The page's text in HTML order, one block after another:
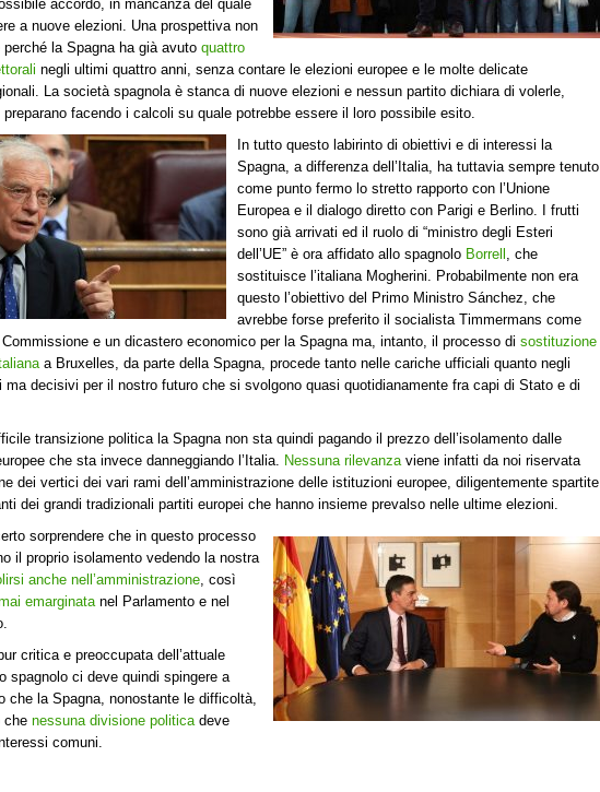
accordo, in mancanza del quale
a nuove elezioni. Una prospettiva non
la Spagna ha già avuto quattro
negli ultimi quattro anni, senza contare le elezioni europee e le molte delicate
La società spagnola è stanca di nuove elezioni e nessun partito dichiara di volerle,
facendo i calcoli su quale potrebbe essere il loro possibile esito.
In tutto questo labirinto di obiettivi e di interessi la
Spagna, a differenza dell’Italia, ha tuttavia sempre tenuto
come punto fermo lo stretto rapporto con l’Unione
Europea e il dialogo diretto con Parigi e Berlino. I frutti
sono già arrivati ed il ruolo di “ministro degli Esteri
dell’UE” è ora affidato allo spagnolo Borrell , che
sostituisce l’italiana Mogherini. Probabilmente non era
questo l’obiettivo del Primo Ministro Sánchez, che
avrebbe forse preferito il socialista Timmermans come
e un dicastero economico per la Spagna ma, intanto, il processo di sostituzione
a Bruxelles, da parte della Spagna, procede tanto nelle cariche ufficiali quanto negli
ma decisivi per il nostro futuro che si svolgono quasi quotidianamente fra capi di Stato e di
transizione politica la Spagna non sta quindi pagando il prezzo dell’isolamento dalle
che sta invece danneggiando l’Italia.
Nessuna rilevanza viene infatti da noi riservata
dei vertici dei vari rami dell’amministrazione delle istituzioni europee, diligentemente spartite
dei grandi tradizionali partiti europei che hanno insieme prevalso nelle ultime elezioni.
sorprendere che in questo processo
il proprio isolamento vedendo la nostra
anche nell’amministrazione , così
emarginata nel Parlamento e nel
critica e preoccupata dell’attuale
spagnolo ci deve quindi spingere a
che la Spagna, nonostante le difficoltà,
che nessuna divisione politica deve
comuni.